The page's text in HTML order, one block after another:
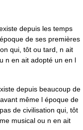
depuis les temps
de ses premières
qui, tôt ou tard, n ait
n en ait adopté un en l
depuis beaucoup de
même l époque de
de civilisation qui, tôt
musical ou n en ait